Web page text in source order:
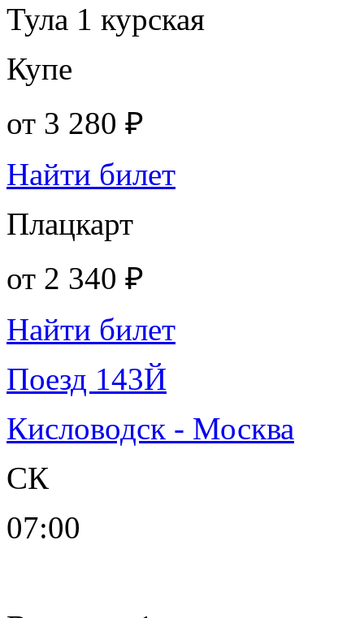
Тула 1 курская
Купе
от 3 280 ₽
Найти билет
Плацкарт
от 2 340 ₽
Найти билет
Поезд 143Й
Кисловодск - Москва
СК
07:00